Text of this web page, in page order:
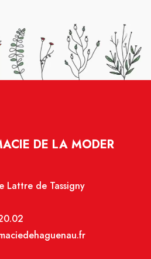
DE LA MODER
Lattre de Tassigny